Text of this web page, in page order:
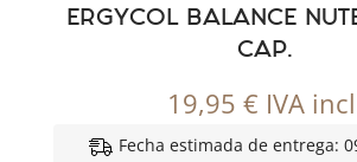
ERGYCOL BALANCE
CAP.
19,95€ IVA
Fecha estimada de entrega: